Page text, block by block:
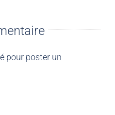
pour poster un